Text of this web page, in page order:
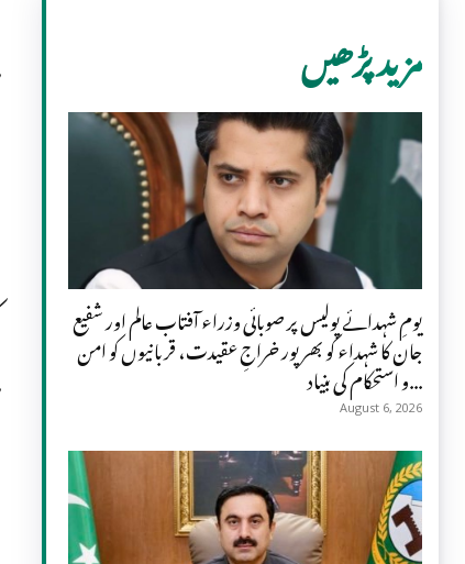
مزید پڑھیں
یومِ شہدائے پولیس پر صوبائی وزراء آفتاب عالم اور شفیع
جان کا شہداء کو بھرپور خراجِ عقیدت، قربانیوں کو امن
و استحکام کی بنیاد...
August 6, 2026